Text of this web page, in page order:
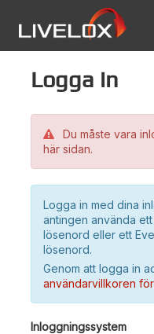
Logga in
Du måste vara
här sidan.
Logga in med dina
antingen använda
lösenord eller ett
lösenord.
Genom att logga in
användarvillkoren
Inloggningssystem